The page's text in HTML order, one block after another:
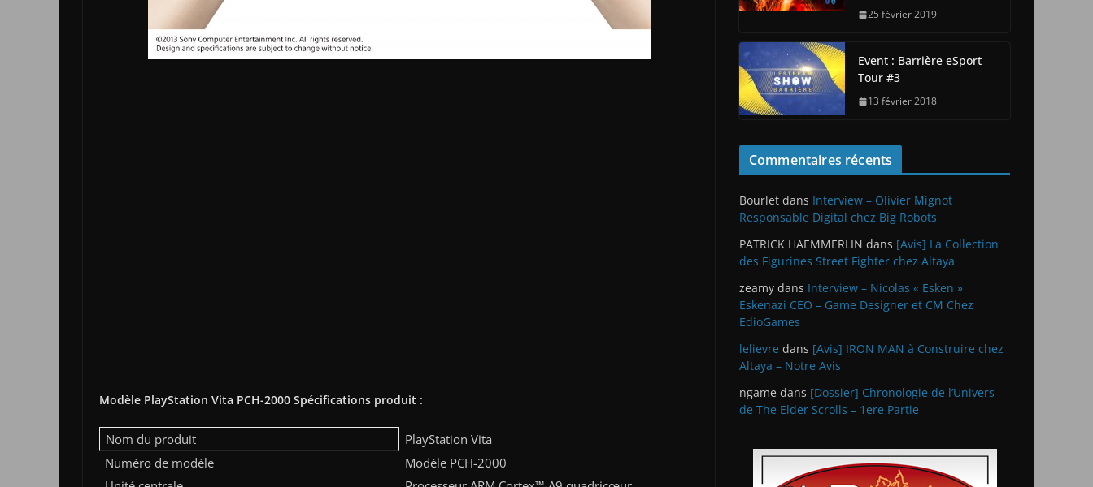
Modèle PlayStation Vita PCH-2000 Spécifications produit :
Nom du produit
PlayStation Vita
Numéro de modèle
Modèle PCH-2000
25 février 2019
Event : Barrière eSport
Tour #3
13 février 2018
Commentaires récents
Bourlet dans Interview – Olivier Mignot
Responsable Digital chez Big Robots
PATRICK HAEMMERLIN dans [Avis] La Collection
des Figurines Street Fighter chez Altaya
zeamy dans Interview – Nicolas « Esken »
Eskenazi CEO – Game Designer et CM Chez
EdioGames
lelievre dans [Avis] IRON MAN à Construire chez
Altaya – Notre Avis
ngame dans [Dossier] Chronologie de l’Univers
de The Elder Scrolls – 1ere Partie